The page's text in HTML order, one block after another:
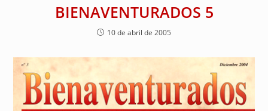
BIENAVENTURADOS 5
10 de abril de 2005